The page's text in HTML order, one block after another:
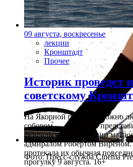
Фото: Пресс-служба Cinema
09 августа, воскресенье
лекции
Кронштадт
Прочее
Историк проведет
советскому
На Якорной площади можно
собором — но можно
февральской революции
адмиралом Робертом
протекала их обычная
прогулку 9 августа. 16+